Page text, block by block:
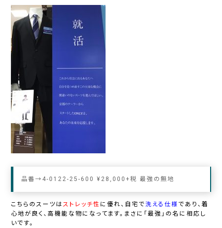
品番→ 4-0122-25-600 ¥28,000+税 最強の無地
こちらのスーツはストレッチ性 に優れ、自宅で 洗える仕様であり、着
心地が良く、高機能な物になってます。まさに「最強 」の名に相応し
いです。